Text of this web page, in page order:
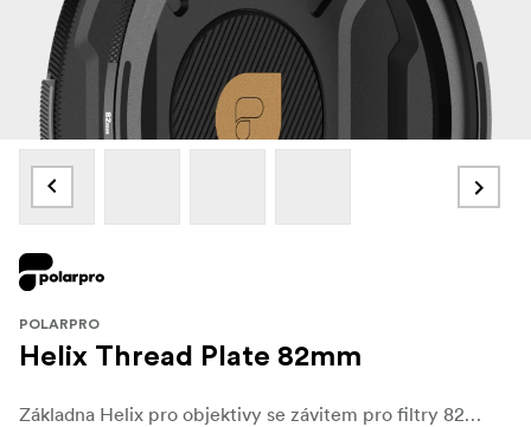
POLARPRO
Helix Thread Plate 82mm
Základna Helix pro objektivy se závitem pro filtry 82 mm. Pro použití filtrů Helix jsou nutné základní desky.